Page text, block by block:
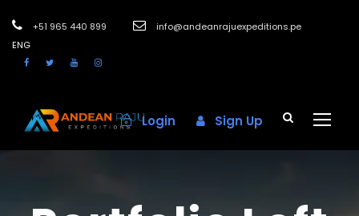
+51 965 440 899
info@andeanrajuexpeditions.pe
ENG
Login Sign Up